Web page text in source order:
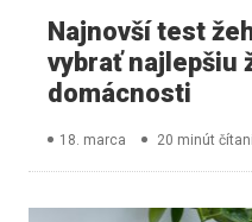
Najnovší test
vybrať najlepšiu
domácnosti
18. marca 20 minút